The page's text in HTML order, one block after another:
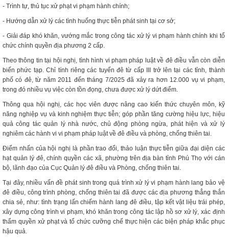
- Trình tự, thủ tục xử phạt vi phạm hành chính;
- Hướng dẫn xử lý các tình huống thực tiễn phát sinh tại cơ sở;
- Giải đáp khó khăn, vướng mắc trong công tác xử lý vi phạm hành chính khi tổ
chức chính quyền địa phương 2 cấp.
Theo thông tin tại hội nghị, tình hình vi phạm pháp luật về đê điều vẫn còn diễn
biến phức tạp. Chỉ tính riêng các tuyến đê từ cấp III trở lên tại các tỉnh, thành
phố có đê, từ năm 2011 đến tháng 7/2025 đã xảy ra hơn 12.000 vụ vi phạm,
trong đó nhiều vụ việc còn tồn đọng, chưa được xử lý dứt điểm.
Thông qua hội nghị, các học viên được nâng cao kiến thức chuyên môn, kỹ
năng nghiệp vụ và kinh nghiệm thực tiễn; góp phần tăng cường hiệu lực, hiệu
quả công tác quản lý nhà nước, chủ động phòng ngừa, phát hiện và xử lý
nghiêm các hành vi vi phạm pháp luật về đê điều và phòng, chống thiên tai.
Điểm nhấn của hội nghị là phần trao đổi, thảo luận thực tiễn giữa đại diện các
hạt quản lý đê, chính quyền các xã, phường trên địa bàn tỉnh Phú Thọ với cán
bộ, lãnh đạo của Cục Quản lý đê điều và Phòng, chống thiên tai.
Tại đây, nhiều vấn đề phát sinh trong quá trình xử lý vi phạm hành lang bảo vệ
đê điều, công trình phòng, chống thiên tai đã được các địa phương thẳng thắn
chia sẻ, như: tình trạng lấn chiếm hành lang đê điều, tập kết vật liệu trái phép,
xây dựng công trình vi phạm, khó khăn trong công tác lập hồ sơ xử lý, xác định
thẩm quyền xử phạt và tổ chức cưỡng chế thực hiện các biện pháp khắc phục
hậu quả.